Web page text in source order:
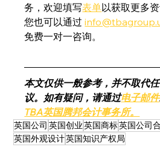
务，欢迎填写表单以获取更多资
您也可以通过
免费一对一咨询。
本文仅供一般参考，并不取代
议。如有疑问，请通过电子邮件
TBA英国腾邦会计事务所。
英国公司 英国创业英国商标英国公司
英国外观设计英国知识产权局